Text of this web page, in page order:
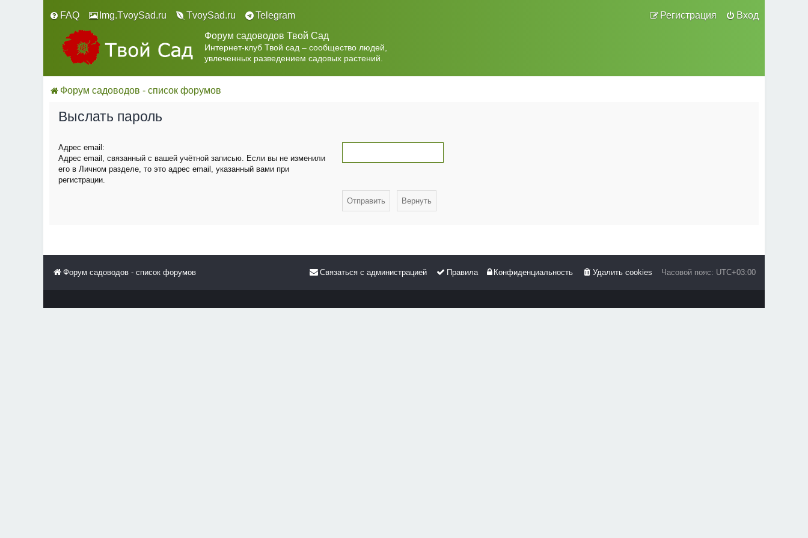
FAQ Вход
Регистрация
Img.TvoySad.ru TvoySad.ru
Telegram
Форум садоводов Твой Сад
Интернет-клуб Твой сад – сообщество людей,
увлеченных разведением садовых растений.
Форум садоводов - список форумов
Выслать пароль
Адрес email:
Адрес email, связанный с вашей учётной записью. Если вы не изменили
его в Личном разделе, то это адрес email, указанный вами при
регистрации.
Форум садоводов - список форумов Часовой пояс: UTC+03:00
Удалить cookies
Конфиденциальность
Правила
Связаться с администрацией